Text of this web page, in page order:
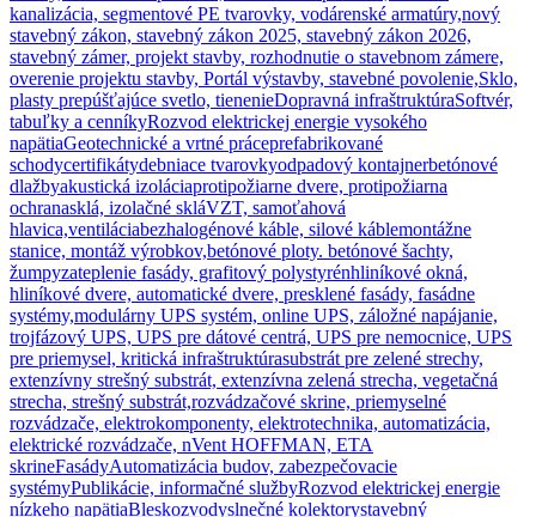
kanalizácia, segmentové PE tvarovky, vodárenské armatúry,nový
stavebný zákon, stavebný zákon 2025, stavebný zákon 2026,
stavebný zámer, projekt stavby, rozhodnutie o stavebnom zámere,
overenie projektu stavby, Portál výstavby, stavebné povolenie,Sklo,
plasty prepúšťajúce svetlo, tienenieDopravná infraštruktúraSoftvér,
tabuľky a cenníkyRozvod elektrickej energie vysokého
napätiaGeotechnické a vrtné práceprefabrikované
schodycertifikátydebniace tvarovkyodpadový kontajnerbetónové
dlažbyakustická izoláciaprotipožiarne dvere, protipožiarna
ochranasklá, izolačné skláVZT, samoťahová
hlavica,ventiláciabezhalogénové káble, silové káblemontážne
stanice, montáž výrobkov,betónové ploty. betónové šachty,
žumpyzateplenie fasády, grafitový polystyrénhliníkové okná,
hliníkové dvere, automatické dvere, presklené fasády, fasádne
systémy,modulárny UPS systém, online UPS, záložné napájanie,
trojfázový UPS, UPS pre dátové centrá, UPS pre nemocnice, UPS
pre priemysel, kritická infraštruktúrasubstrát pre zelené strechy,
extenzívny strešný substrát, extenzívna zelená strecha, vegetačná
strecha, strešný substrát,rozvádzačové skrine, priemyselné
rozvádzače, elektrokomponenty, elektrotechnika, automatizácia,
elektrické rozvádzače, nVent HOFFMAN, ETA
skrineFasádyAutomatizácia budov, zabezpečovacie
systémyPublikácie, informačné službyRozvod elektrickej energie
nízkeho napätiaBleskozvodyslnečné kolektorystavebný